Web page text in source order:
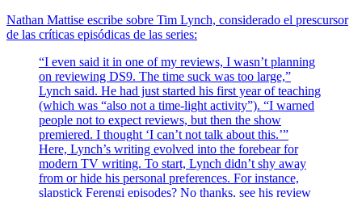
Nathan Mattise escribe sobre Tim Lynch, considerado el prescursor
de las críticas episódicas de las series:
“I even said it in one of my reviews, I wasn’t planning
on reviewing DS9. The time suck was too large,”
Lynch said. He had just started his first year of teaching
(which was “also not a time-light activity”). “I warned
people not to expect reviews, but then the show
premiered. I thought ‘I can’t not talk about this.’”
Here, Lynch’s writing evolved into the forebear for
modern TV writing. To start, Lynch didn’t shy away
from or hide his personal preferences. For instance,
slapstick Ferengi episodes? No thanks, see his review